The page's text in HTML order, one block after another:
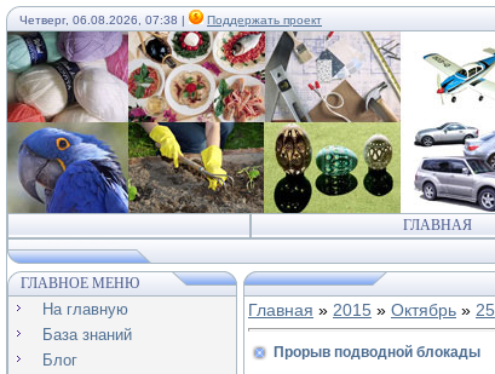
Четверг, 06.08.2026, 07:38 | Поддержать проект
ГЛАВНАЯ
ГЛАВНОЕ МЕНЮ
На главную
База знаний
Блог
Главная » 2015 » Октябрь » 25
Прорыв подводной блокады